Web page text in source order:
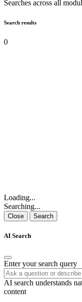
Searches across all
Search results
0
Loading...
Searching...
Close Search
AI Search
Enter your search query
AI search understands
content